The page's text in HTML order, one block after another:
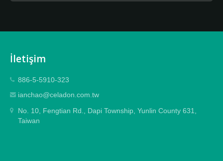
İletişim
886-5-5910-323
ianchao@celadon.com.tw
No. 10, Fengtian Rd., Dapi Township, Yunlin County 631,
Taiwan